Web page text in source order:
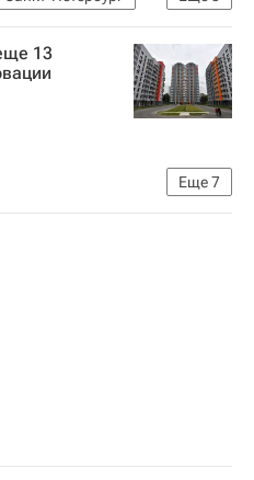
Алроса
13
Еще7
Москва